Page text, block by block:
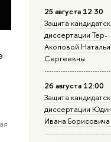
25 августа 12:30
Защита
диссертации Тер-
Акоповой Натальи
Сергеевны
26 августа 12:00
Защита
диссертации
Ивана Борисовича